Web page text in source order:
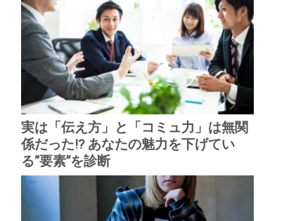
実は「伝え方」と「コミュ力」は無関
係だった!? あなたの魅力を下げてい
る“要素”を診断